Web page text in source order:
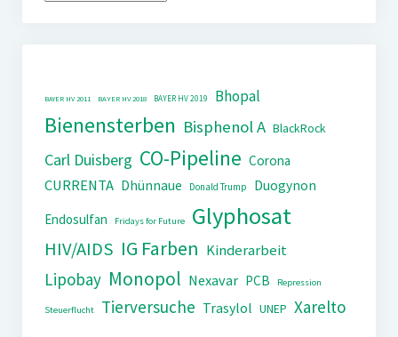
BAYER HV 2011 BAYER HV 2018 BAYER HV 2019 Bhopal
Bienensterben Bisphenol A BlackRock
Carl Duisberg CO-Pipeline Corona
CURRENTA Dhünnaue Donald Trump
Duogynon
Endosulfan
Fridays for Future Glyphosat
HIV/AIDS IG Farben Kinderarbeit
Lipobay Monopol Nexavar PCB Repression
Steuerflucht Tierversuche Trasylol UNEP Xarelto